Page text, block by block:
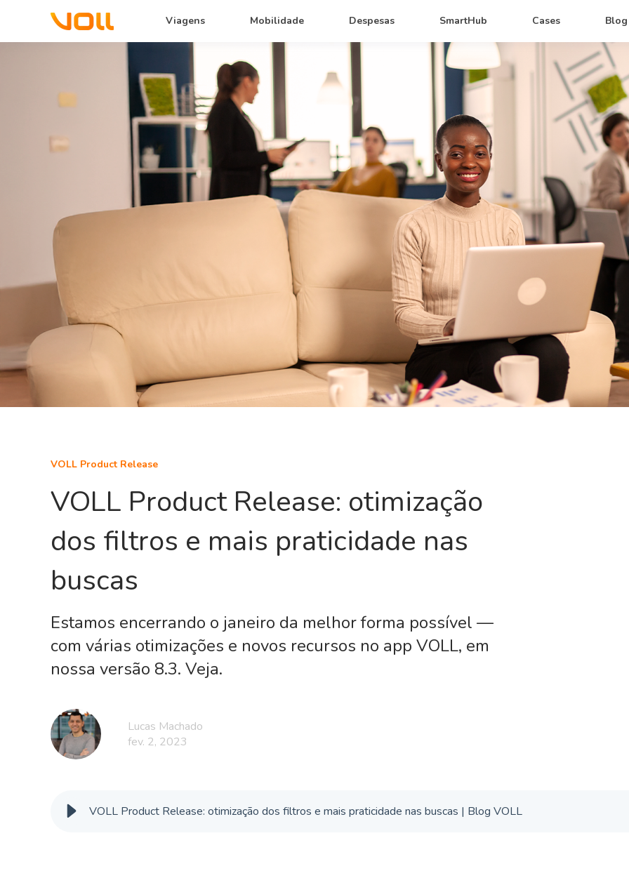
Viagens Mobilidade Despesas SmartHub Cases Blog
VOLL Product Release
VOLL Product Release: otimização
dos filtros e mais praticidade nas
buscas
Estamos encerrando o janeiro da melhor forma possível —
com várias otimizações e novos recursos no app VOLL, em
nossa versão 8.3. Veja.
Lucas Machado
fev. 2, 2023
VOLL Product Release: otimização dos filtros e mais praticidade nas buscas | Blog VOLL